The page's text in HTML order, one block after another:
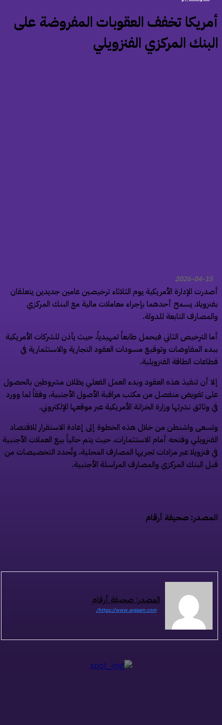
تخفف العقوبات المفروضة على
المركزي الفنزويلي
2026-04-15
الإدارة الأمريكية يوم الثلاثاء ترخيصين عامين جديدين يتعلقان
يسمح أحدهما بإجراء معاملات مالية مع البنك المركزي
التابعة للدولة.
الترخيص الثاني فيحمل طابعاً تمهيدياً، حيث يأذن للشركات الأمريكية
المفاوضات وتوقيع مسودات العقود التجارية والاستثمارية في
الطاقة الفنزويلية.
أن تنفيذ هذه العقود وبدء العمل الفعلي يظلان مشروطين بالحصول
تفويض منفصل من مكتب مراقبة الأصول الأجنبية، وفقاً لما وورد
وثائق نشرتها وزارة الخزانة الأمريكية عبر موقعها الإلكتروني.
واشنطن من خلال هذه الخطوة إلى إعادة الاستقرار للاقتصاد
وفتحه أمام الاستثمارات، حيث يتم حالياً بيع العملات الأجنبية
فنزويلا عبر مزادات تجريها المصارف المحلية، وتُحدد التخصيصات من
البنك المركزي والمصارف المراسلة الأجنبية.
صحيفة أرقام
المصدر: صحيفة أرقام
https://www.argaam.com/